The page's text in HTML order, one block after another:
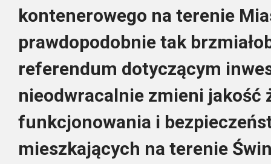
kontenerowego na terenie
prawdopodobnie tak
referendum dotyczącym
nieodwracalnie zmieni jakość
funkcjonowania i
mieszkających na terenie